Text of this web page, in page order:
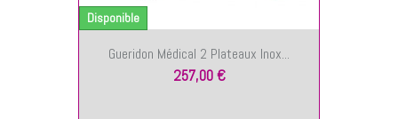
Gueridon Médical 2 Plateaux Inox...
257,00 €
Disponible